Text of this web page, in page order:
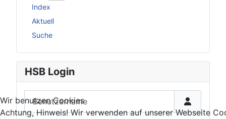
Index
Aktuell
Suche
HSB Login
Benutzername
Wir benutzen Cookies
Achtung, Hinweis! Wir verwenden auf unserer Webseite